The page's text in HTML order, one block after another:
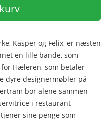
Kasper og Felix, er næsten
en lille bande, som
for Hæleren, som betaler
dyre designermøbler på
bor alene sammen
i restaurant
sine penge som